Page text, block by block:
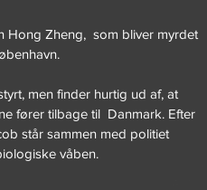
Hong Zheng,  som bliver myrdet
men finder hurtig ud af, at
fører tilbage til  Danmark. Efter
står sammen med politiet
våben.